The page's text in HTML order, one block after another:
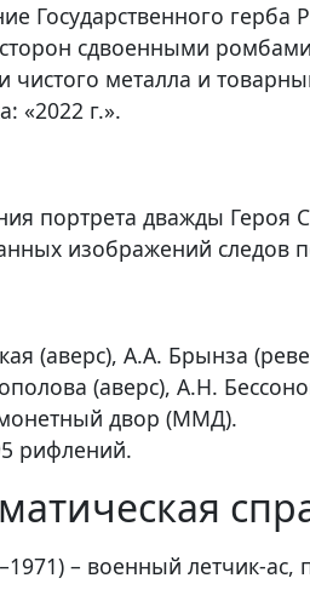
Государственного
сдвоенными
чистого металла и
«2022 г.».
портрета дважды Героя
изображений
(аверс), А.А. Брынза
(аверс), А.Н.
двор (ММД).
рифлений.
– военный летчик-